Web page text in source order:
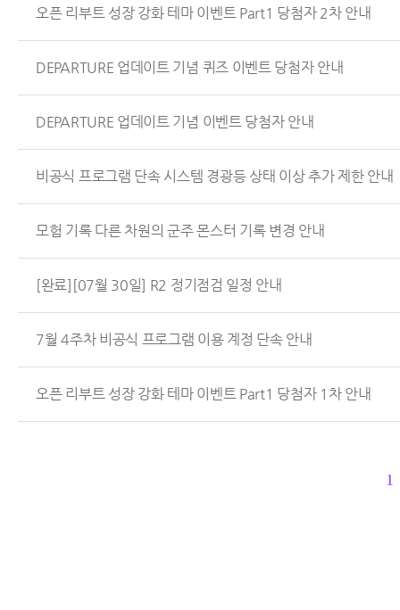
오픈 리부트 성장 강화 테마 이벤트 Part1 당첨자 2차 안내
DEPARTURE 업데이트 기념 퀴즈 이벤트 당첨자 안내
DEPARTURE 업데이트 기념 이벤트 당첨자 안내
비공식 프로그램 단속 시스템 경광등 상태 이상 추가 제한 안내
모험 기록 다른 차원의 군주 몬스터 기록 변경 안내
[완료][07월 30일] R2 정기점검 일정 안내
7월 4주차 비공식 프로그램 이용 계정 단속 안내
오픈 리부트 성장 강화 테마 이벤트 Part1 당첨자 1차 안내
1